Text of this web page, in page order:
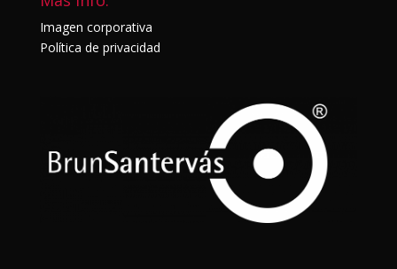
Imagen corporativa
Política de privacidad